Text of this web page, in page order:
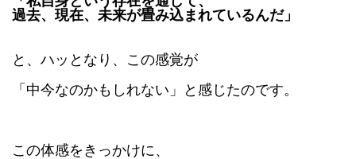
過去、現在、未来が畳み込まれているんだ」
と、ハッとなり、 この感覚が
「中今なのかもしれない」と感じたのです。
この体感をきっかけに、